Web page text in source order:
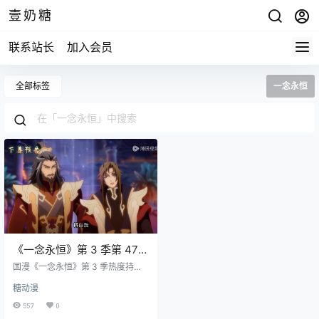
壹奶糖
联系站长 加入会员
全部标签 一念永恒
《一念永恒》第 3 季第 47
话预告：白小纯的蛮荒风云
国漫《一念永恒》第 3 季热度持续
是将剧情推向新的高潮。白小纯以
“白浩” 身份在蛮荒的冒险故事再添
糖动漫
557 0